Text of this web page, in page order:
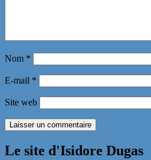
Nom *
E-mail *
Site web
Le site d'Isidore Dugas